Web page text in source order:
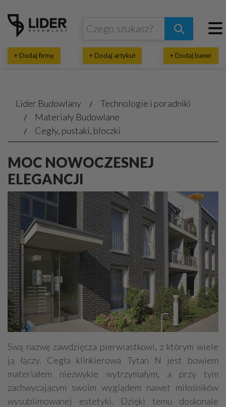
+ Dodaj firmę + Dodaj artykuł + Dodaj baner
Lider Budowlany
Technologie i poradniki
Materiały Budowlane
Cegły, pustaki, bloczki
MOC NOWOCZESNEJ
ELEGANCJI
Swą nazwę zawdzięcza pierwiastkowi, z którym wiele
ją łączy. Cegła klinkierowa Tytan N jest bowiem
materiałem niezwykle wytrzymałym, a przy tym
zachwycającym swoim wyglądem nawet miłośników
wysublimowanej estetyki. Dzięki temu doskonale